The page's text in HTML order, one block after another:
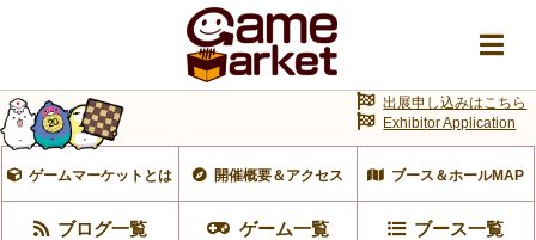
ゲームマーケットとは 開催概要＆アクセス ブース＆ホールMAP
ブログ一覧 ゲーム一覧 ブース一覧
出展申し込みはこちら
Exhibitor Application